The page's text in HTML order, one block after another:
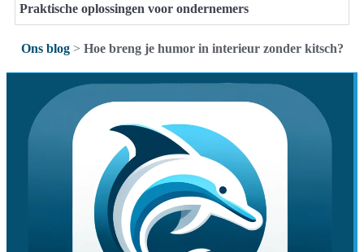
Praktische oplossingen voor ondernemers
Ons blog> Hoe breng je humor in interieur zonder kitsch?